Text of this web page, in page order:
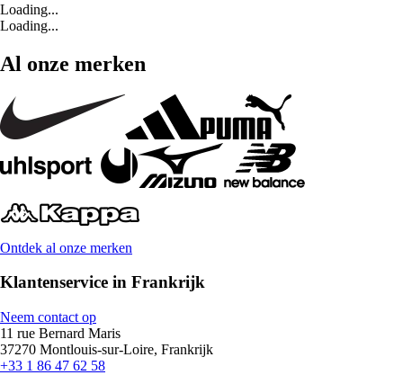
Loading...
Loading...
Al onze merken
Ontdek al onze merken
Klantenservice in Frankrijk
Neem contact op
11 rue Bernard Maris
37270 Montlouis-sur-Loire, Frankrijk
+33 1 86 47 62 58